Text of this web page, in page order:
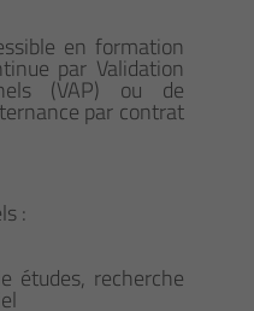
en formation
par Validation
(VAP) ou de
par contrat
:
études, recherche